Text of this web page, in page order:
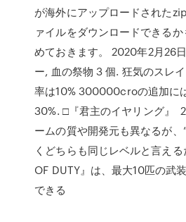
が海外にアップロードされた
ァイルをダウンロードできる
めておきます。 2020年2月26
ー, 血の祭物 3 個. 狂気のスレ
率は10% 300000croの追加に
30%. □『君主のイヤリング』
ームの質や開発元も異なるが、
くどちらも同じレベルと言え
OF DUTY』は、最大10匹の武
できる